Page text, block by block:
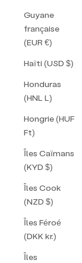
Guyane
française
(EUR €)
Haïti (USD $)
Honduras
(HNL L)
Hongrie (HUF
Ft)
Îles Caïmans
(KYD $)
Îles Cook
(NZD $)
Îles Féroé
(DKK kr.)
Îles